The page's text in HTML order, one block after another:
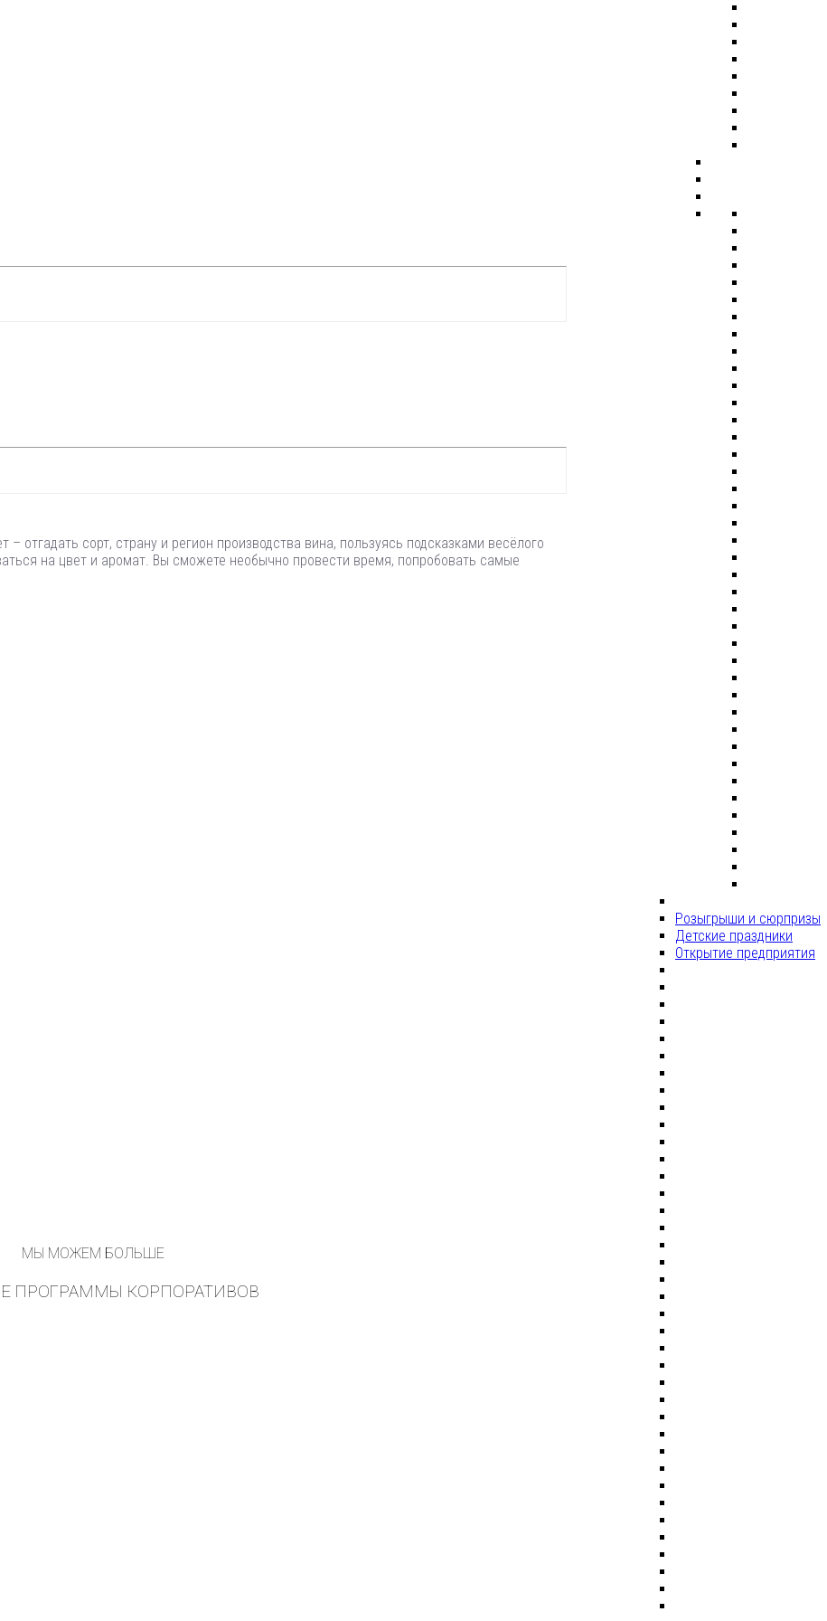
Розыгрыши и сюрпризы
Детские праздники
Открытие предприятия
отгадать сорт, страну и регион производства вина, пользуясь подсказками весёлого
на цвет и аромат. Вы сможете необычно провести время, попробовать самые
МЫ МОЖЕМ БОЛЬШЕ
ПРОГРАММЫ КОРПОРАТИВОВ